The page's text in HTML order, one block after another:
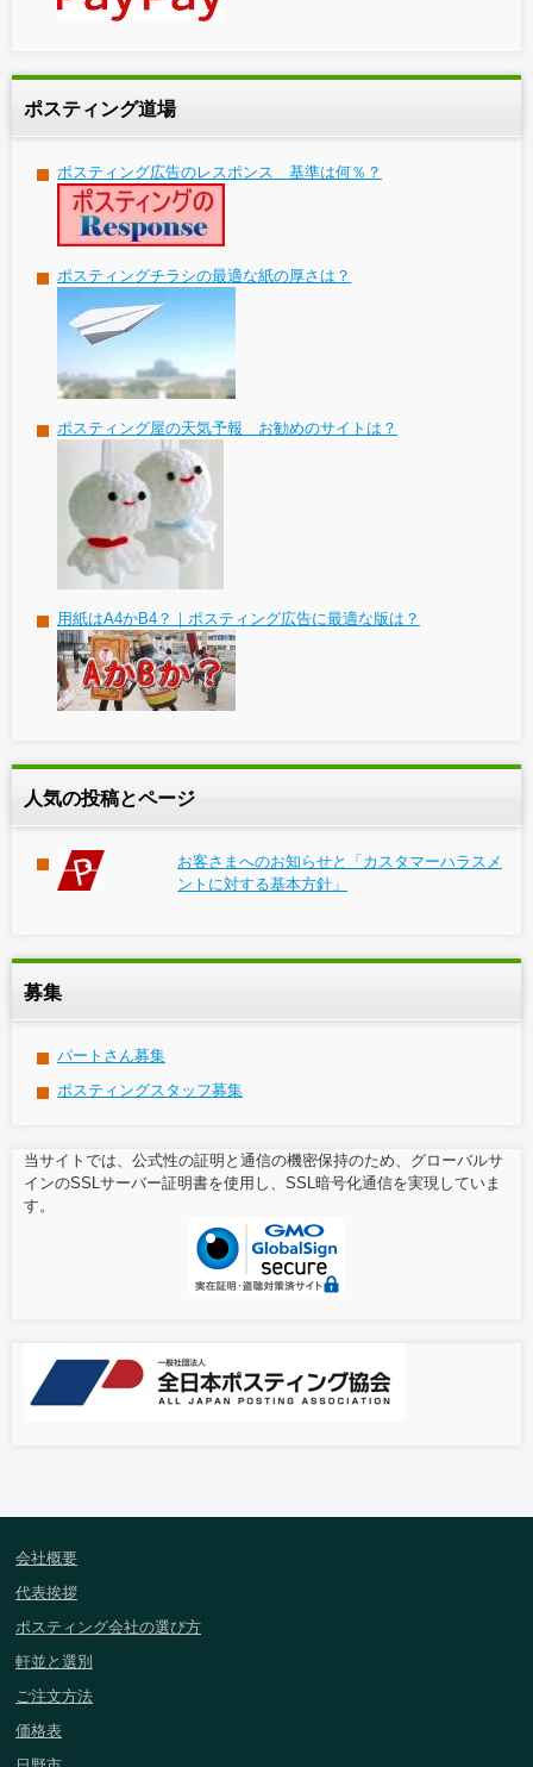
ポスティング道場
ポスティング広告のレスポンス 基準は何％？
ポスティングチラシの最適な紙の厚さは？
ポスティング屋の天気予報 お勧めのサイトは？
用紙はA4かB4？｜ポスティング広告に最適な版は？
人気の投稿とページ
お客さまへのお知らせと「カスタマーハラスメ
ントに対する基本方針」
募集
パートさん募集
ポスティングスタッフ募集
当サイトでは、公式性の証明と通信の機密保持のため、グローバルサ
インのSSLサーバー証明書を使用し、SSL暗号化通信を実現していま
す。
会社概要
代表挨拶
ポスティング会社の選び方
軒並と選別
ご注文方法
価格表